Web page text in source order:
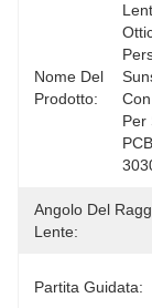
Nome Del
Prodotto:
Per
Angolo Del
Lente:
Partita Guidata: